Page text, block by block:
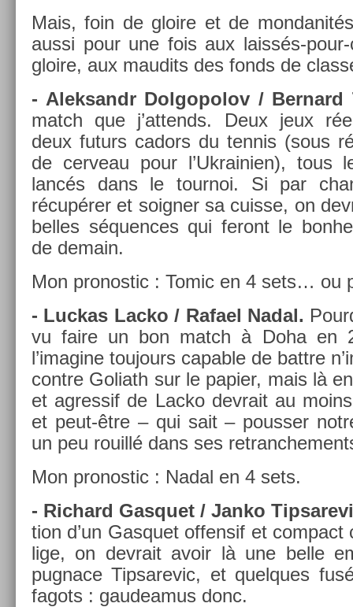
Mais, foin de gloire et de
aussi pour une fois aux laissés-
gloire, aux maudits des fonds de
- Al­ek­sandr Dol­gopolov / Be­rnard
match que j’at­tends. Deux jeux
deux futurs cadors du ten­nis (sous
de cer­veau pour l’Uk­raini­en), tous
lancés dans le tour­noi. Si par
récupérer et soign­er sa cuis­se, on
be­lles séqu­ences qui feront le
de de­main.
Mon pro­nos­tic : Tomic en 4 sets… ou
- Luc­kas Lacko / Rafael Nadal.
vu faire un bon match à Doha en
l’imagine toujours cap­able de battre
con­tre Goliath sur le papi­er, mais là
et ag­ressif de Lacko de­vrait au
et peut-être – qui sait – pouss­er
un peu rouillé dans ses
Mon pro­nos­tic : Nadal en 4 sets.
- Ric­hard Gas­quet / Janko
tion d’un Gas­quet of­fen­sif et
lige, on de­vrait avoir là une belle
pug­nace Tip­sarevic, et quel­ques
fagots : gaudeamus donc.